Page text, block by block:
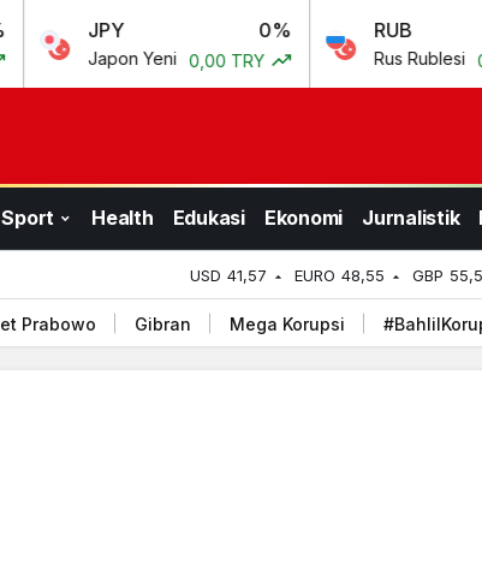
JPY
Japon Yeni 0,00 TRY
RUB
Rus Rublesi 0,50
Sport Health Edukasi Ekonomi Jurnalistik
USD 41,57 EURO 48,55 GBP
Prabowo Gibran Mega Korupsi